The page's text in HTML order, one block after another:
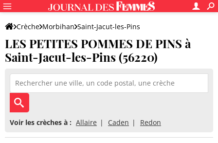
Crèche Morbihan Saint-Jacut-les-Pins
LES PETITES POMMES DE PINS
LES PETITES POMMES DE PINS à
Saint-Jacut-les-Pins (56220)
Voir les crèches à : Allaire Caden Redon